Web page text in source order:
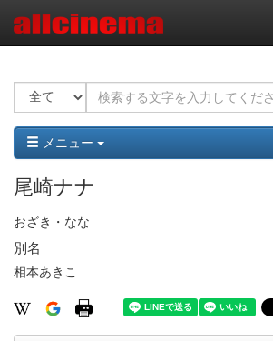
メニュー
尾崎ナナ
おざき・なな
別名
相本あきこ